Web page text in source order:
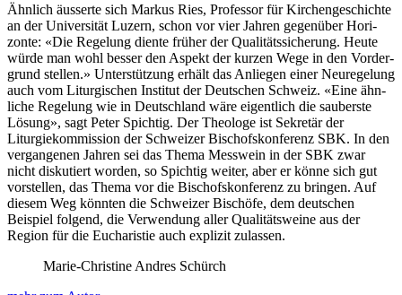
Ähn­lich äusserte sich Markus Ries, Pro­fes­sor für Kirchengeschichte
an der Uni­ver­sität Luzern, schon vor vier Jahren gegenüber Hor­i­
zonte: «Die Regelung diente früher der Qual­itätssicherung. Heute
würde man wohl bess­er den Aspekt der kurzen Wege in den Vorder­
grund stellen.» Unter­stützung erhält das Anliegen ein­er Neuregelung
auch vom Litur­gis­chen Insti­tut der Deutschen Schweiz. «Eine ähn­
liche Regelung wie in Deutsch­land wäre eigentlich die sauber­ste
Lösung», sagt Peter Spichtig. Der The­ologe ist Sekretär der
Liturgiekom­mis­sion der Schweiz­er Bischof­skon­ferenz SBK. In den
ver­gan­genen Jahren sei das The­ma Mess­wein in der SBK zwar
nicht disku­tiert wor­den, so Spichtig weit­er, aber er könne sich gut
vorstellen, das The­ma vor die Bischof­skon­ferenz zu brin­gen. Auf
diesem Weg kön­nten die Schweiz­er Bis­chöfe, dem deutschen
Beispiel fol­gend, die Ver­wen­dung aller Qual­itätsweine aus der
Region für die Eucharistie auch expliz­it zulassen.
Marie-Christine Andres Schürch